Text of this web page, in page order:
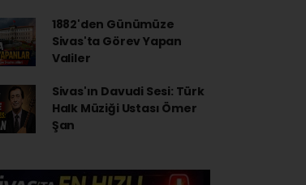
1882'den Günümüze
Sivas'ta Görev Yapan
Valiler
Sivas'ın Davudi Sesi: Türk
Halk Müziği Ustası Ömer
Şan